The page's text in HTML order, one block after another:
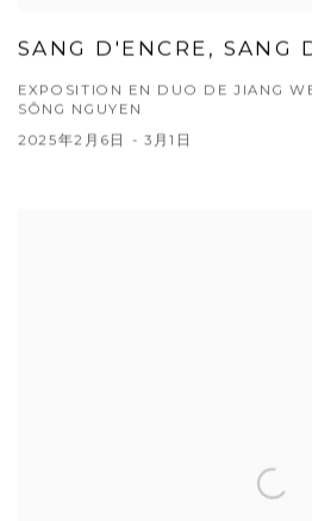
SANG D'ENCRE, SANG
EXPOSITION EN DUO DE JIANG
SÔNG NGUYEN
2025年2月6日 - 3月1日